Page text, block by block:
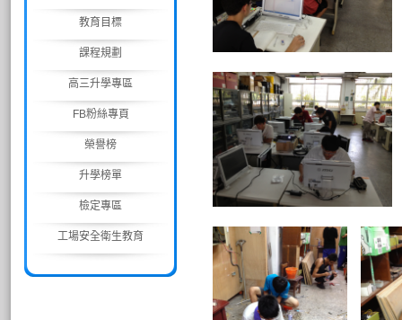
教育目標
課程規劃
高三升學專區
FB粉絲專頁
榮譽榜
升學榜單
檢定專區
工場安全衛生教育